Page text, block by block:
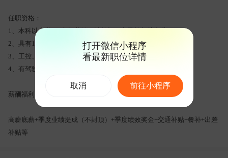
任职资格：
1、本科以上学历, 市场营销、计算机、电子等相关专业；
2、具有1~2年销售经验, 有一定的商务项目洽谈能力；
3、工控、工业自动化、轨道交通行业销售经验者优先；
4、有驾驶执照，能适应短期出差。
薪酬福利：
高薪底薪+季度业绩提成（不封顶）+季度绩效奖金+交通补贴+餐补+出差
补贴等
打开微信小程序
看最新职位详情
取消 前往小程序